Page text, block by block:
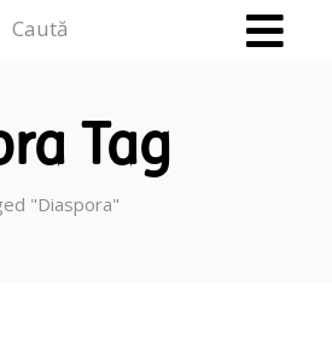
Tag
"Diaspora"